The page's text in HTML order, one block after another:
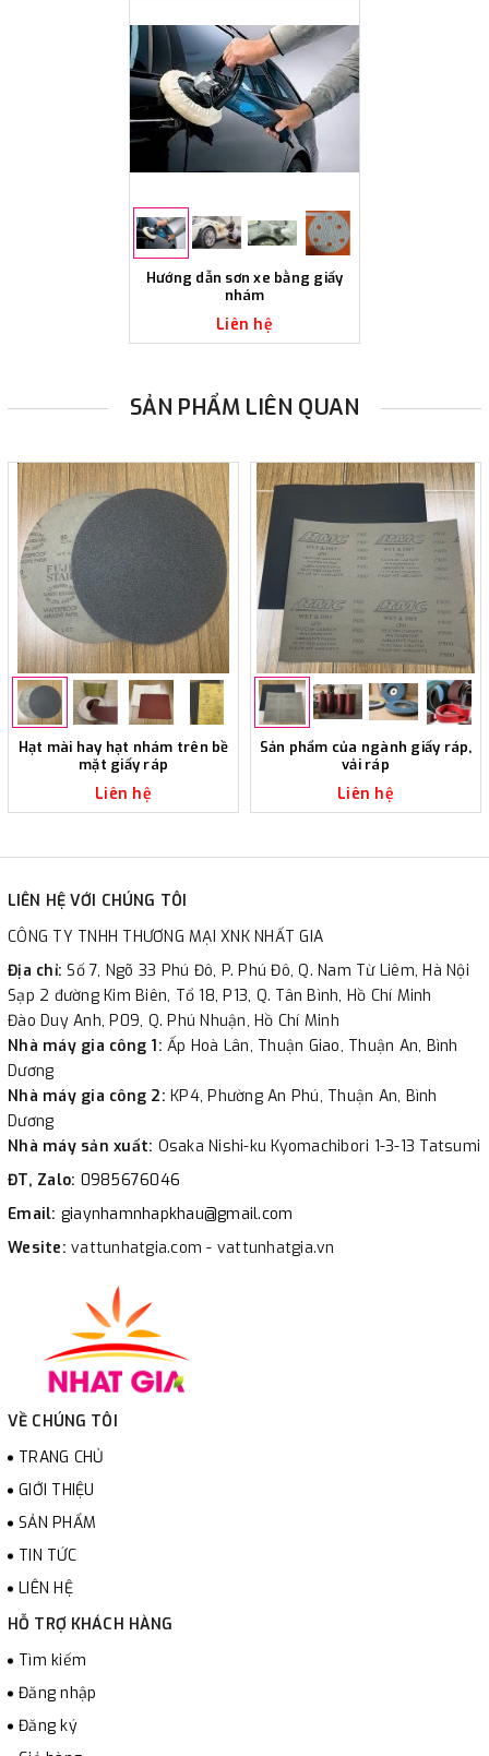
Hướng dẫn sơn xe bằng giấy
nhám
Liên hệ
SẢN PHẨM LIÊN QUAN
Hạt mài hay hạt nhám trên bề
mặt giấy ráp
Liên hệ
Sản phẩm của ngành giấy ráp,
vải ráp
Liên hệ
LIÊN HỆ VỚI CHÚNG TÔI
CÔNG TY TNHH THƯƠNG MẠI XNK NHẤT GIA
Địa chỉ:Số 7, Ngõ 33 Phú Đô, P. Phú Đô, Q. Nam Từ Liêm, Hà Nội
Sạp 2 đường Kim Biên, Tổ 18, P13, Q. Tân Bình, Hồ Chí Minh
Đào Duy Anh, P09, Q. Phú Nhuận, Hồ Chí Minh
Nhà máy gia công 1: Ấp Hoà Lân, Thuận Giao, Thuận An, Bình
Dương
Nhà máy gia công 2: KP4, Phường An Phú, Thuận An, Bình
Dương
Nhà máy sản xuất: Osaka Nishi-ku Kyomachibori 1-3-13 Tatsumi
ĐT, Zalo: 0985676046
Email: giaynhamnhapkhau@gmail.com
Wesite: vattunhatgia.com - vattunhatgia.vn
VỀ CHÚNG TÔI
TRANG CHỦ
GIỚI THIỆU
SẢN PHẨM
TIN TỨC
LIÊN HỆ
HỖ TRỢ KHÁCH HÀNG
Tìm kiếm
Đăng nhập
Đăng ký